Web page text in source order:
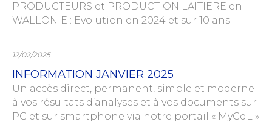
PRODUCTEURS et PRODUCTION LAITIERE en
WALLONIE : Evolution en 2024 et sur 10 ans.
12/02/2025
INFORMATION JANVIER 2025
Un accès direct, permanent, simple et moderne
à vos résultats d’analyses et à vos documents sur
PC et sur smartphone via notre portail « MyCdL »